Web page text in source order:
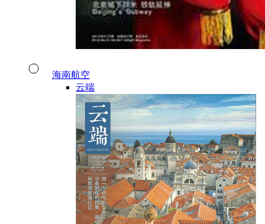
海南航空
云端